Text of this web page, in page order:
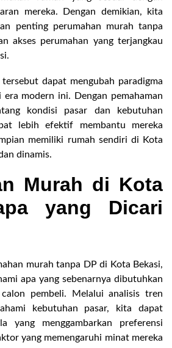
mereka. Dengan demikian, kita
penting perumahan murah tanpa
akses perumahan yang terjangkau
dapat mengubah paradigma
era modern ini. Dengan pemahaman
kondisi pasar dan kebutuhan
lebih efektif membantu mereka
memiliki rumah sendiri di Kota
dinamis.
Murah di Kota
yang Dicari
murah tanpa DP di Kota Bekasi,
apa yang sebenarnya dibutuhkan
pembeli. Melalui analisis tren
kebutuhan pasar, kita dapat
yang menggambarkan preferensi
yang memengaruhi minat mereka